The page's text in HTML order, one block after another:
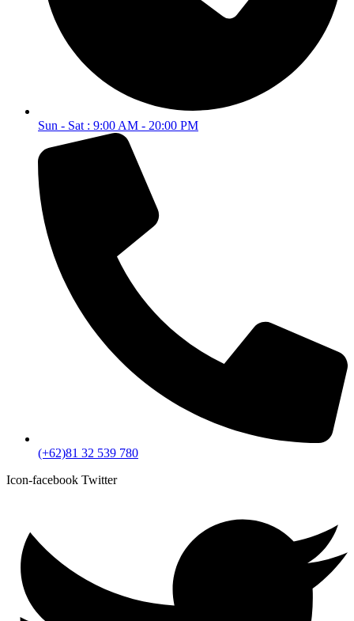
Sun - Sat : 9:00 AM - 20:00 PM
(+62)81 32 539 780
Icon-facebook Twitter